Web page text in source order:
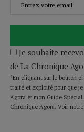
Je souhaite
de La Chronique
*En cliquant sur le bouton
traité et exploité pour que
Agora et mon Guide
Chronique Agora. Voir notre